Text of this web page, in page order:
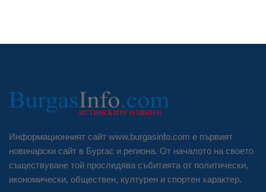
Информационният сайт www.burgasinfo.com е първият
новинарски сайт в Бургас и региона. От началото на своето
съществуване той проследява събитията от политически,
икономически, обществен, културен и спортен характер.